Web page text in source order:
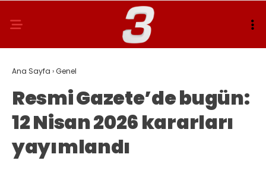
Ana Sayfa ›Genel
Resmi Gazete’de bugün:
12 Nisan 2026 kararları
yayımlandı